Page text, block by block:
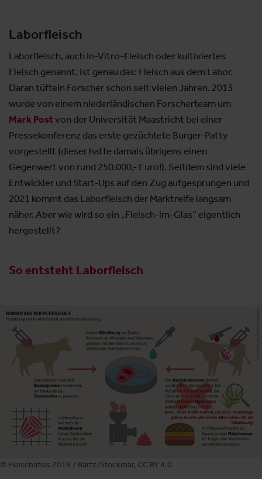
Laborfleisch
Laborfleisch, auch In-Vitro-Fleisch oder kultiviertes
Fleisch genannt, ist genau das: Fleisch aus dem Labor.
Daran tüfteln Forscher schon seit vielen Jahren. 2013
wurde von einem niederländischen Forscherteam um
Mark Postvon der Universität Maastricht bei einer
Pressekonferenz das erste gezüchtete Burger-Patty
vorgestellt (dieser hatte damals übrigens einen
Gegenwert von rund 250.000,- Euro!). Seitdem sind viele
Entwickler und Start-Ups auf den Zug aufgesprungen und
2021 kommt das Laborfleisch der Marktreife langsam
näher. Aber wie wird so ein „Fleisch-im-Glas“ eigentlich
hergestellt?
So entsteht Laborfleisch
© Fleischatlas 2018 / Bartz/Stockmar, CC BY 4.0